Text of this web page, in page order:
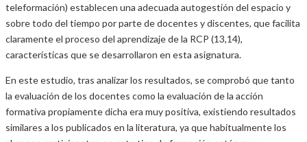
teleformación) establecen una adecuada autogestión del espacio y
sobre todo del tiempo por parte de docentes y discentes, que facilita
claramente el proceso del aprendizaje de la RCP (13,14),
características que se desarrollaron en esta asignatura.
En este estudio, tras analizar los resultados, se comprobó que tanto
la evaluación de los docentes como la evaluación de la acción
formativa propiamente dicha era muy positiva, existiendo resultados
similares a los publicados en la literatura, ya que habitualmente los